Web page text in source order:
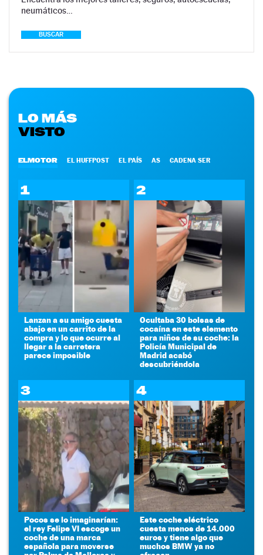
neumáticos…
BUSCAR
LO MÁS
VISTO
ELMOTOR EL HUFFPOST EL PAÍS AS CADENA SER
1
Lanzan a su amigo cuesta
abajo en un carrito de la
compra y lo que ocurre al
llegar a la carretera
parece imposible
2
Ocultaba 30 bolsas de
cocaína en este elemento
para niños de su coche: la
Policía Municipal de
Madrid acabó
descubriéndola
3
Pocos se lo imaginarían:
el rey Felipe VI escoge un
coche de una marca
española para moverse
4
Este coche eléctrico
cuesta menos de 14.000
euros y tiene algo que
muchos BMW ya no